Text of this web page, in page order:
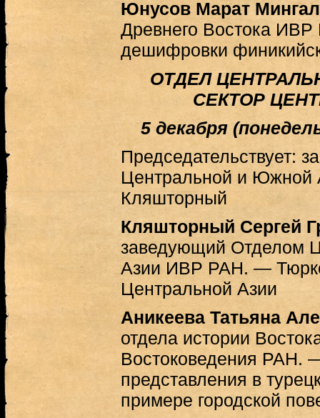
Юнусов Марат
Древнего Востока
дешифровки
ОТДЕЛ
СЕКТОР
5 декабря
Председательствует:
Центральной и
Кляшторный
Кляшторный Сергей
заведующий Отделом
Азии ИВР РАН. —
Центральной Азии
Аникеева Татьяна
отдела истории
Востоковедения РАН.
представления в
примере городской